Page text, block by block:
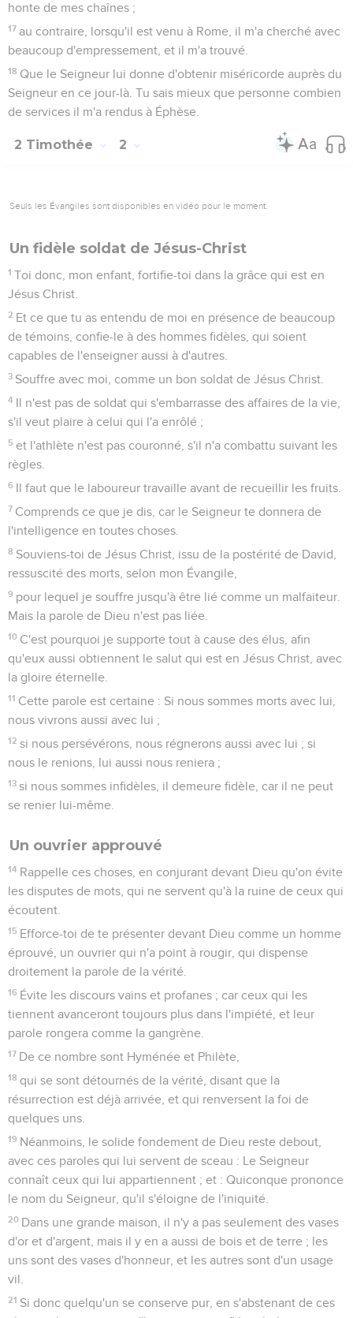
honte de mes chaînes ;
17 au contraire, lorsqu'il est venu à Rome, il m'a cherché avec
beaucoup d'empressement, et il m'a trouvé.
18 Que le Seigneur lui donne d'obtenir miséricorde auprès du
Seigneur en ce jour-là. Tu sais mieux que personne combien
de services il m'a rendus à Éphèse.
2 Timothée 2
Seuls les Évangiles sont disponibles en vidéo pour le moment.
Un fidèle soldat de Jésus-Christ
1 Toi donc, mon enfant, fortifie-toi dans la grâce qui est en
Jésus Christ.
2 Et ce que tu as entendu de moi en présence de beaucoup
de témoins, confie-le à des hommes fidèles, qui soient
capables de l'enseigner aussi à d'autres.
3 Souffre avec moi, comme un bon soldat de Jésus Christ.
4 Il n'est pas de soldat qui s'embarrasse des affaires de la vie,
s'il veut plaire à celui qui l'a enrôlé ;
5 et l'athlète n'est pas couronné, s'il n'a combattu suivant les
règles.
6 Il faut que le laboureur travaille avant de recueillir les fruits.
7 Comprends ce que je dis, car le Seigneur te donnera de
l'intelligence en toutes choses.
8 Souviens-toi de Jésus Christ, issu de la postérité de David,
ressuscité des morts, selon mon Évangile,
9 pour lequel je souffre jusqu'à être lié comme un malfaiteur.
Mais la parole de Dieu n'est pas liée.
10 C'est pourquoi je supporte tout à cause des élus, afin
qu'eux aussi obtiennent le salut qui est en Jésus Christ, avec
la gloire éternelle.
11 Cette parole est certaine : Si nous sommes morts avec lui,
nous vivrons aussi avec lui ;
12 si nous persévérons, nous régnerons aussi avec lui ; si
nous le renions, lui aussi nous reniera ;
13 si nous sommes infidèles, il demeure fidèle, car il ne peut
se renier lui-même.
Un ouvrier approuvé
14 Rappelle ces choses, en conjurant devant Dieu qu'on évite
les disputes de mots, qui ne servent qu'à la ruine de ceux qui
écoutent.
15 Efforce-toi de te présenter devant Dieu comme un homme
éprouvé, un ouvrier qui n'a point à rougir, qui dispense
droitement la parole de la vérité.
16 Évite les discours vains et profanes ; car ceux qui les
tiennent avanceront toujours plus dans l'impiété, et leur
parole rongera comme la gangrène.
17 De ce nombre sont Hyménée et Philète,
18 qui se sont détournés de la vérité, disant que la
résurrection est déjà arrivée, et qui renversent la foi de
quelques uns.
19 Néanmoins, le solide fondement de Dieu reste debout,
avec ces paroles qui lui servent de sceau : Le Seigneur
connaît ceux qui lui appartiennent ; et : Quiconque prononce
le nom du Seigneur, qu'il s'éloigne de l'iniquité.
20 Dans une grande maison, il n'y a pas seulement des vases
d'or et d'argent, mais il y en a aussi de bois et de terre ; les
uns sont des vases d'honneur, et les autres sont d'un usage
vil.
21 Si donc quelqu'un se conserve pur, en s'abstenant de ces